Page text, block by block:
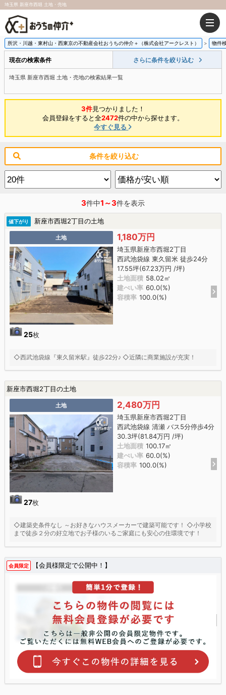
埼玉県 新座市西堀 土地・売地
所沢・川越・東村山・西東京の不動産会社おうちの仲介＋（株式会社アークレスト） 物件
現在の検索条件 さらに条件を絞り込む
埼玉県 新座市西堀 土地・売地の検索結果一覧
3件見つかりました！
会員登録をすると全2472件の中から探せます。
今すぐ見る
条件を絞り込む
3件中1～3件を表示
値下がり 新座市西堀2丁目の土地
土地
25枚
1,180万円
埼玉県新座市西堀2丁目
西武池袋線 東久留米 徒歩24分
17.55坪(67.23万円 /坪)
土地面積 58.02㎡
建ぺい率 60.0(%)
容積率 100.0(%)
◇西武池袋線『東久留米駅』徒歩22分♪ ◇近隣に商業施設が充実！
新座市西堀2丁目の土地
土地
27枚
2,480万円
埼玉県新座市西堀2丁目
西武池袋線 清瀬 バス5分停歩4分
30.3坪(81.84万円 /坪)
土地面積 100.17㎡
建ぺい率 60.0(%)
容積率 100.0(%)
◇建築史条件なし ～お好きなハウスメーカーで建築可能です！ ◇小学校
まで徒歩２分の好立地でお子様のいるご家庭にも安心の住環境です！
会員限定 【会員様限定で公開中！】